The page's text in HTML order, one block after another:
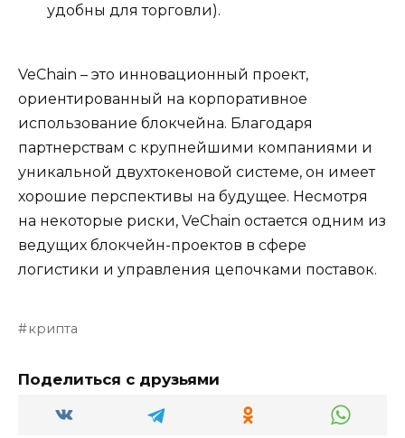
удобны для торговли).
VeChain – это инновационный проект,
ориентированный на корпоративное
использование блокчейна. Благодаря
партнерствам с крупнейшими компаниями и
уникальной двухтокеновой системе, он имеет
хорошие перспективы на будущее. Несмотря
на некоторые риски, VeChain остается одним из
ведущих блокчейн-проектов в сфере
логистики и управления цепочками поставок.
крипта
Поделиться с друзьями